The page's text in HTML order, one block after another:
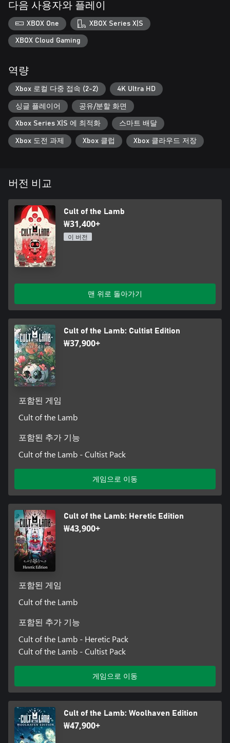
파워 플레이
협동을 염두에 두고 설계된 "불경한 동맹"의 신과 같은 새로운 유
물과 타로 카드로 성전을 한 단계 더 발전시켜 보세요. 어린 양과
염소는 무기를 교체하거나, 연달아 싸울 때 추가 피해를 입히거
나, 공격이 일치할 경우 치명타를 가할 수 있습니다. 솔로 플레이
***
Cult of the Lamb의 세계에서 플레이어는 낯선 자로부터의 전멸
을 면한 신앙심 있는 양들을 이끌게 됩니다. 그의 이름으로 충성
스러운 추종자를 만들어 빚을 갚도록 하십시오. 거짓된 예언자들
의 대륙에서 당신만의 종교를 창시하고, 다양하고 신비로운 지역
으로 모험을 떠나십시오. 충성스러운 삼림 숭배자들의 공동체를
다음 사용자와 플레이
XBOX One XBOX Series X|S
XBOX Cloud Gaming
역량
Xbox 로컬 다중 접속 (2-2) 4K Ultra HD
싱글 플레이어 공유/분할 화면
Xbox Series X|S 에 최적화 스마트 배달
Xbox 도전 과제 Xbox 클럽 Xbox 클라우드 저장
버전 비교
Cult of the Lamb
₩31,400+
이 버전
맨 위로 돌아가기
Cult of the Lamb: Cultist Edition
₩37,900+
포함된 게임
Cult of the Lamb
포함된 추가 기능
Cult of the Lamb - Cultist Pack
게임으로 이동
Cult of the Lamb: Heretic Edition
₩43,900+
포함된 게임
Cult of the Lamb
포함된 추가 기능
Cult of the Lamb - Heretic Pack
Cult of the Lamb - Cultist Pack
게임으로 이동
Cult of the Lamb: Woolhaven Edition
₩47,900+